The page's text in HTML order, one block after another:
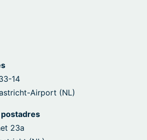
14
Airport (NL)
23a